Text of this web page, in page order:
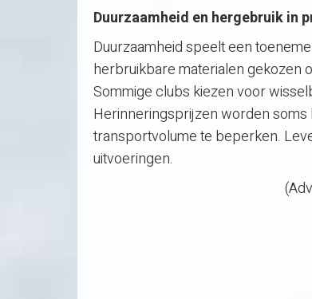
Duurzaamheid en hergebruik in
Duurzaamheid speelt een
herbruikbare materialen gekozen
Sommige clubs kiezen voor
Herinneringsprijzen worden
transportvolume te beperken.
uitvoeringen.